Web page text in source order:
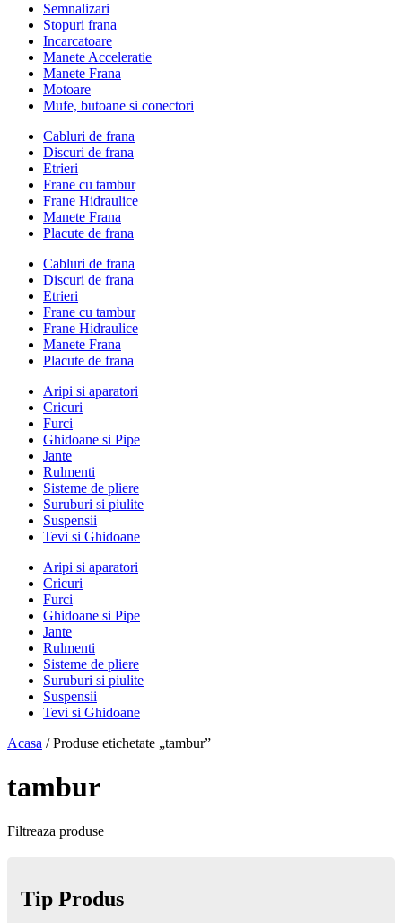
Semnalizari
Stopuri frana
Incarcatoare
Manete Acceleratie
Manete Frana
Motoare
Mufe, butoane si conectori
Cabluri de frana
Discuri de frana
Etrieri
Frane cu tambur
Frane Hidraulice
Manete Frana
Placute de frana
Cabluri de frana
Discuri de frana
Etrieri
Frane cu tambur
Frane Hidraulice
Manete Frana
Placute de frana
Aripi si aparatori
Cricuri
Furci
Ghidoane si Pipe
Jante
Rulmenti
Sisteme de pliere
Suruburi si piulite
Suspensii
Tevi si Ghidoane
Aripi si aparatori
Cricuri
Furci
Ghidoane si Pipe
Jante
Rulmenti
Sisteme de pliere
Suruburi si piulite
Suspensii
Tevi si Ghidoane
Acasa / Produse etichetate „tambur”
tambur
Filtreaza produse
Tip Produs